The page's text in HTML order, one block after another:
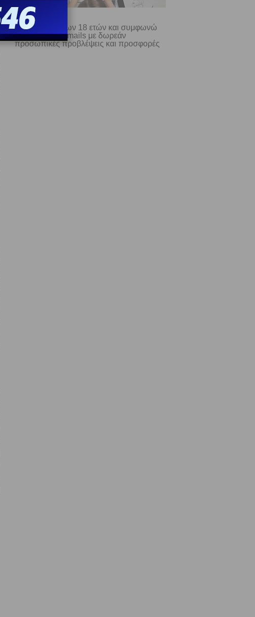
Είμαι άνω των 18 ετών και συμφωνώ
να λαμβάνω e-mails με δωρεάν
προσωπικές προβλέψεις και προσφορές